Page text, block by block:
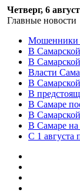
Четверг, 6
Главные новости
Мошенники
В Самарской
В
Власти
В Самарской
В
В Самаре
В
В Самаре на
С 1 августа